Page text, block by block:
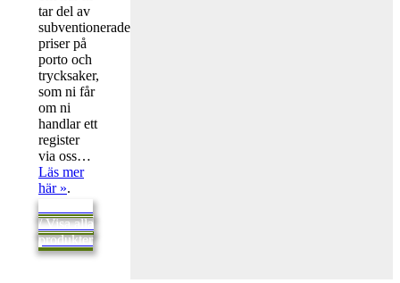
tar del av
subventionerade
priser på
porto och
trycksaker,
som ni får
om ni
handlar ett
register
via oss…
Läs mer
här ».
/ Visa alla
produkter